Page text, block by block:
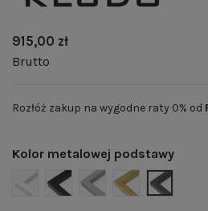
915,00 zł
Brutto
Rozłóż zakup na wygodne raty 0% od
Kolor metalowej podstawy
BIAŁY MAT | RAL 9003
CZARNY MAT | RAL 9005
SZARY MAT | RAL
ZŁOTY